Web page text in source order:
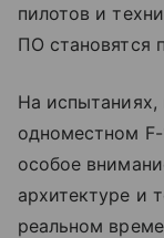
пилотов и
ПО становятся
На
одноместном
особое
архитектуре и
реальном